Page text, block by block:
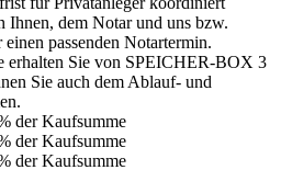
Ihnen, dem Notar und uns bzw.
einen passenden Notartermin.
erhalten Sie von SPEICHER-BOX 3
Sie auch dem Ablauf- und
der Kaufsumme
der Kaufsumme
der Kaufsumme